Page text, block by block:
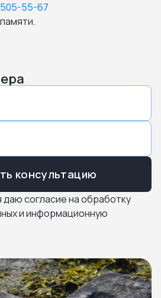
55-67
согласие на обработку
и информационную
консультацию